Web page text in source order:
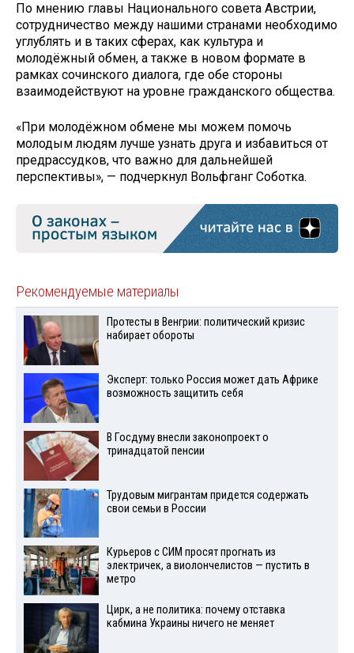
По мнению главы Национального совета Австрии,
сотрудничество между нашими странами необходимо
углублять и в таких сферах, как культура и
молодёжный обмен, а также в новом формате в
рамках сочинского диалога, где обе стороны
взаимодействуют на уровне гражданского общества.
«При молодёжном обмене мы можем помочь
молодым людям лучше узнать друга и избавиться от
предрассудков, что важно для дальнейшей
перспективы», — подчеркнул Вольфганг Соботка.
Рекомендуемые материалы
Протесты в Венгрии: политический кризис
набирает обороты
Эксперт: только Россия может дать Африке
возможность защитить себя
В Госдуму внесли законопроект о
тринадцатой пенсии
Трудовым мигрантам придется содержать
свои семьи в России
Курьеров с СИМ просят прогнать из
электричек, а виолончелистов — пустить в
метро
Цирк, а не политика: почему отставка
кабмина Украины ничего не меняет